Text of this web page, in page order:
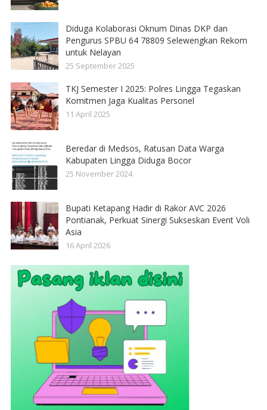
Diduga Kolaborasi Oknum Dinas DKP dan
Pengurus SPBU 64 78809 Selewengkan Rekom
untuk Nelayan
25 September 2025
TKJ Semester I 2025: Polres Lingga Tegaskan
Komitmen Jaga Kualitas Personel
11 April 2025
Beredar di Medsos, Ratusan Data Warga
Kabupaten Lingga Diduga Bocor
25 November 2024
Bupati Ketapang Hadir di Rakor AVC 2026
Pontianak, Perkuat Sinergi Sukseskan Event Voli
Asia
16 April 2026